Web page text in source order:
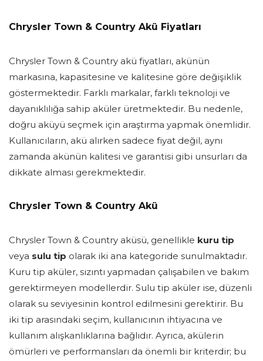
Chrysler Town & Country Akü Fiyatları
Chrysler Town & Country akü fiyatları, akünün
markasına, kapasitesine ve kalitesine göre değişiklik
göstermektedir. Farklı markalar, farklı teknoloji ve
dayanıklılığa sahip aküler üretmektedir. Bu nedenle,
doğru aküyü seçmek için araştırma yapmak önemlidir.
Kullanıcıların, akü alırken sadece fiyat değil, aynı
zamanda akünün kalitesi ve garantisi gibi unsurları da
dikkate alması gerekmektedir.
Chrysler Town & Country Akü
Chrysler Town & Country aküsü, genellikle kuru tip
veya sulu tip olarak iki ana kategoride sunulmaktadır.
Kuru tip aküler, sızıntı yapmadan çalışabilen ve bakım
gerektirmeyen modellerdir. Sulu tip aküler ise, düzenli
olarak su seviyesinin kontrol edilmesini gerektirir. Bu
iki tip arasındaki seçim, kullanıcının ihtiyacına ve
kullanım alışkanlıklarına bağlıdır. Ayrıca, akülerin
ömürleri ve performansları da önemli bir kriterdir; bu